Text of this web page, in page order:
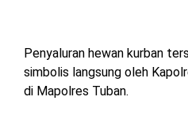
MESUJI
LAMBAR
DPRD
LAMTIM
Penyaluran hewan kurban
simbolis langsung oleh
di Mapolres Tuban.